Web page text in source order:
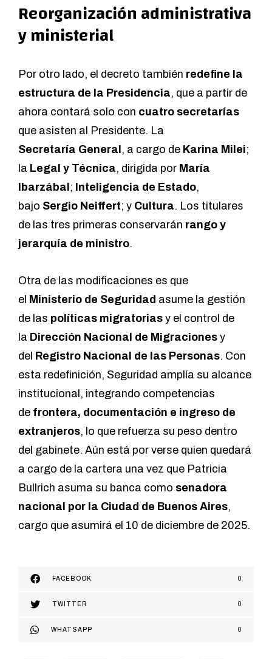
Reorganización administrativa
y ministerial
Por otro lado, el decreto también redefine la
estructura de la Presidencia, que a partir de
ahora contará solo con cuatro secretarías
que asisten al Presidente. La
Secretaría General, a cargo de Karina Milei;
la Legal y Técnica, dirigida por María
Ibarzábal; Inteligencia de Estado,
bajo Sergio Neiffert; y Cultura. Los titulares
de las tres primeras conservarán rango y
jerarquía de ministro.
Otra de las modificaciones es que
el Ministerio de Seguridad asume la gestión
de las políticas migratorias y el control de
la Dirección Nacional de Migraciones y
del Registro Nacional de las Personas. Con
esta redefinición, Seguridad amplía su alcance
institucional, integrando competencias
de frontera, documentación e ingreso de
extranjeros, lo que refuerza su peso dentro
del gabinete. Aún está por verse quien quedará
a cargo de la cartera una vez que Patricia
Bullrich asuma su banca como senadora
nacional por la Ciudad de Buenos Aires,
cargo que asumirá el 10 de diciembre de 2025.
FACEBOOK 0
TWITTER 0
WHATSAPP 0